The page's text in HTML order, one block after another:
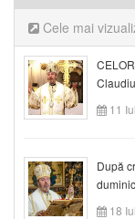
Cele mai
11
După
18